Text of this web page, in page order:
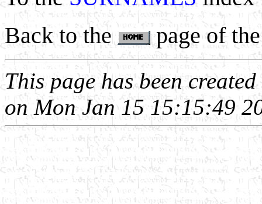
Back to the
page of
This page has been
on Mon Jan 15 15:15:49